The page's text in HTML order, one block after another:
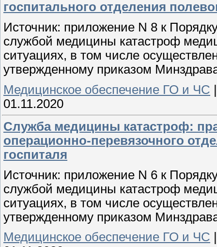
госпитального отделения
Источник: приложение N 8 к
службой медицины катастроф
ситуациях, в том числе
утвержденному приказом
Медицинское обеспечение ГО и ЧС
01.11.2020
Служба медицины катастроф:
операционно-перевязочного
госпиталя
Источник: приложение N 6 к
службой медицины катастроф
ситуациях, в том числе
утвержденному приказом
Медицинское обеспечение ГО и ЧС